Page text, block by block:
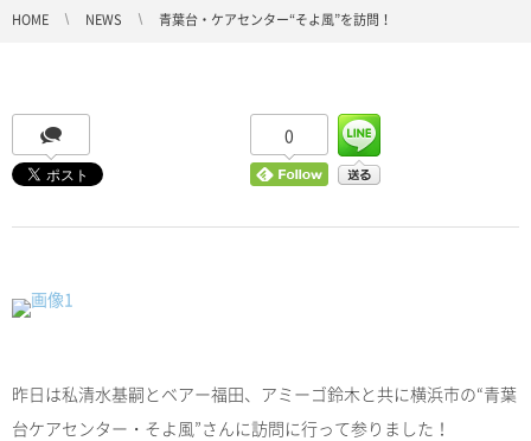
HOME NEWS 青葉台・ケアセンター“そよ風”を訪問！
0
昨日は私清水基嗣とベアー福田、アミーゴ鈴木と共に横浜市の“青葉
台ケアセンター・そよ風”さんに訪問に行って参りました！